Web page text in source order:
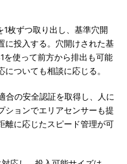
枚ずつ取り出し、基準穴開
に投入する。穴開けされた基
を使って前方から排出も可能
ついても相談に応じる。
合の安全認証を取得し、人に
ションでエリアセンサーも提
離に応じたスピード管理が可